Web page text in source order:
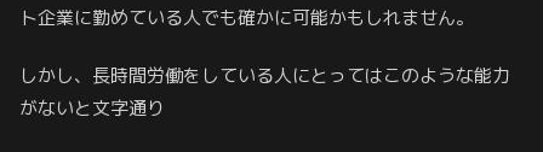
ト企業に勤めている人でも確かに可能かもしれません。
しかし、長時間労働をしている人にとってはこのような能力
がないと文字通り